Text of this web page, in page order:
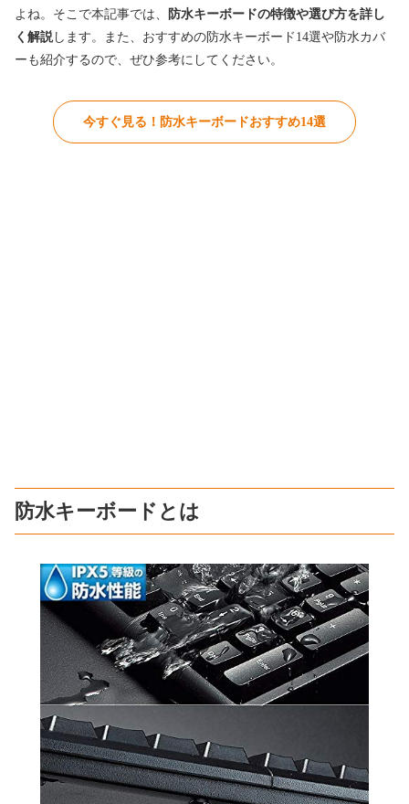
よね。そこで本記事では、
防水キーボードの特徴や選び方を詳し
く解説します。また、おすすめの防水キーボード14選や防水カバ
ーも紹介するので、ぜひ参考にしてください。
今すぐ見る！防水キーボードおすすめ14選
防水キーボードとは